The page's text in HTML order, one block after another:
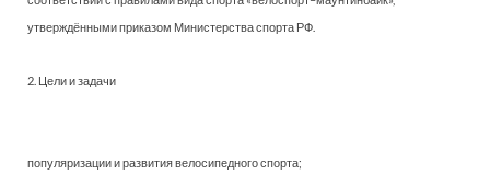
утверждёнными приказом Министерства спорта РФ.
2. Цели и задачи
популяризации и развития велосипедного спорта;